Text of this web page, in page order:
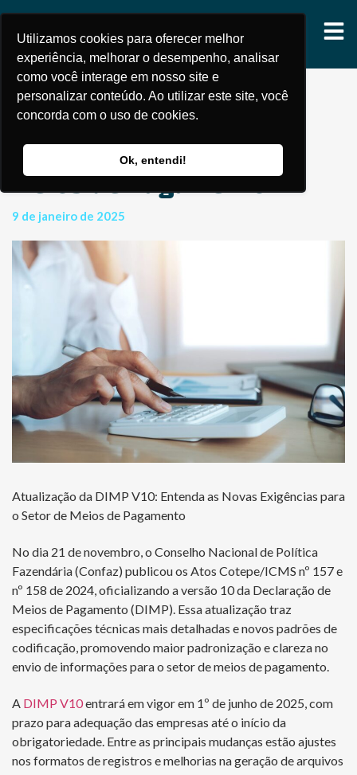
Utilizamos cookies para oferecer melhor
experiência, melhorar o desempenho, analisar
como você interage em nosso site e
personalizar conteúdo. Ao utilizar este site, você
concorda com o uso de cookies.
Ok, entendi!
DIMP V10: Entenda as
Novas Exigências para
Meios de Pagamento
9 de janeiro de 2025
Atualização da DIMP V10: Entenda as Novas Exigências para
o Setor de Meios de Pagamento
No dia 21 de novembro, o Conselho Nacional de Política
Fazendária (Confaz) publicou os Atos Cotepe/ICMS nº 157 e
nº 158 de 2024, oficializando a versão 10 da Declaração de
Meios de Pagamento (DIMP). Essa atualização traz
especificações técnicas mais detalhadas e novos padrões de
codificação, promovendo maior padronização e clareza no
envio de informações para o setor de meios de pagamento.
A DIMP V10entrará em vigor em 1º de junho de 2025, com
prazo para adequação das empresas até o início da
obrigatoriedade. Entre as principais mudanças estão ajustes
nos formatos de registros e melhorias na geração de arquivos